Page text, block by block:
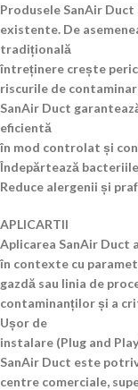
Produsele SanAir
existente. De
tradițională
întreținere crește
riscurile de
SanAir Duct
eficientă
în mod controlat și
Îndepărtează
Reduce alergenii și
APLICARTII
Aplicarea SanAir Duct
în contexte cu
gazdă sau linia de
contaminanților și a
Ușor de
instalare (Plug and
SanAir Duct este
centre comerciale,